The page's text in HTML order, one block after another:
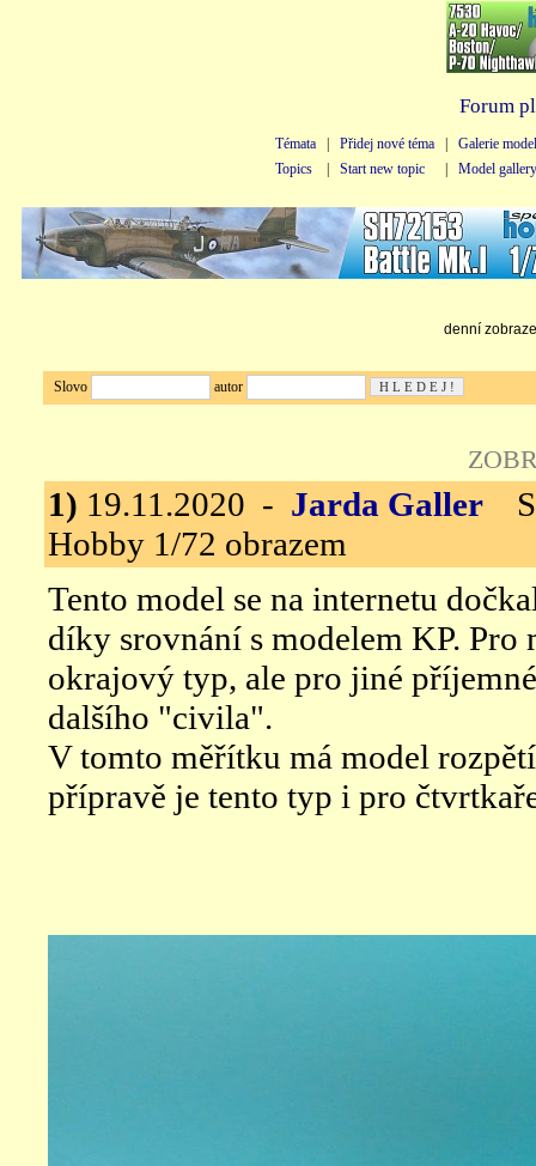
Forum
Témata Přidej nové téma
Galerie
Topics
Start new topic Model gallery
denní
Slovo autor
1) 19.11.2020 - Jarda Galler
Hobby 1/72 obrazem
Tento model se na internetu
díky srovnání s modelem KP. Pro
okrajový typ, ale pro jiné
dalšího "civila".
V tomto měřítku má model
přípravě je tento typ i pro